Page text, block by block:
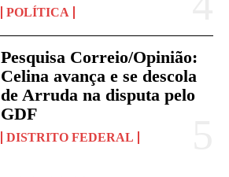
POLÍTICA
Pesquisa Correio/Opinião:
Celina avança e se descola
de Arruda na disputa pelo
GDF
DISTRITO FEDERAL